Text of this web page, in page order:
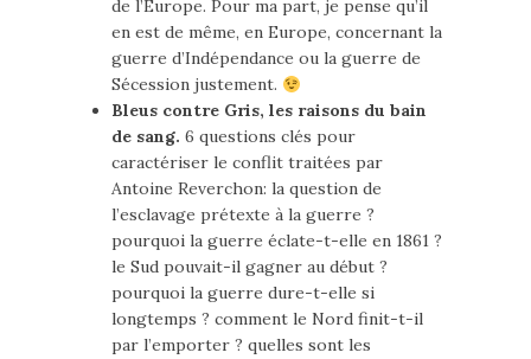
de l’Europe. Pour ma part, je pense qu’il
en est de même, en Europe, concernant la
guerre d’Indépendance ou la guerre de
Sécession justement.
Bleus contre Gris, les raisons du bain
de sang. 6 questions clés pour
caractériser le conflit traitées par
Antoine Reverchon: la question de
l’esclavage prétexte à la guerre ?
pourquoi la guerre éclate-t-elle en 1861 ?
le Sud pouvait-il gagner au début ?
pourquoi la guerre dure-t-elle si
longtemps ? comment le Nord finit-t-il
par l’emporter ? quelles sont les